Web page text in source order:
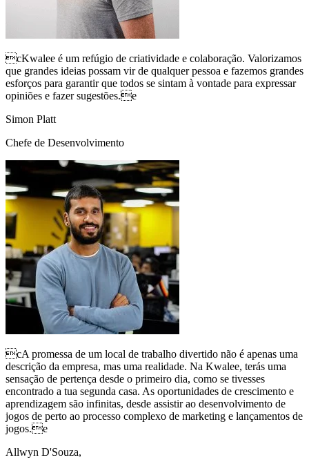
cKwalee é um refúgio de criatividade e colaboração. Valorizamos
que grandes ideias possam vir de qualquer pessoa e fazemos grandes
esforços para garantir que todos se sintam à vontade para expressar
opiniões e fazer sugestões.e
Simon Platt
Chefe de Desenvolvimento
cA promessa de um local de trabalho divertido não é apenas uma
descrição da empresa, mas uma realidade. Na Kwalee, terás uma
sensação de pertença desde o primeiro dia, como se tivesses
encontrado a tua segunda casa. As oportunidades de crescimento e
aprendizagem são infinitas, desde assistir ao desenvolvimento de
jogos de perto ao processo complexo de marketing e lançamentos de
jogos.e
Allwyn D'Souza,